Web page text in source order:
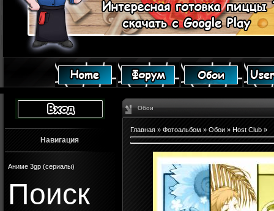
Навигация
Аниме 3gp (сериалы)
Поиск
Обои
Главная » Фотоальбом » Обои » Host Club »